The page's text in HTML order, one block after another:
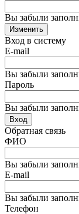
Вы забыли
Изменить
Вход в систему
E-mail
Вы забыли
Пароль
Вы забыли
Вход
Обратная связь
ФИО
Вы забыли
E-mail
Вы забыли
Телефон